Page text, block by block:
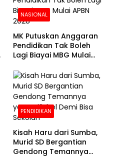
NASIONAL
MK Putuskan Anggaran
Pendidikan Tak Boleh
Lagi Biayai MBG Mulai
PENDIDIKAN
Kisah Haru dari Sumba,
Murid SD Bergantian
Gendong Temannya